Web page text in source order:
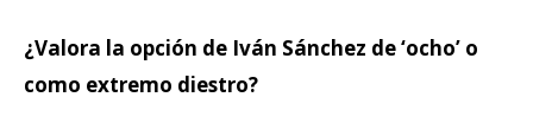
¿Valora la opción de Iván Sánchez de ‘ocho’ o
como extremo diestro?